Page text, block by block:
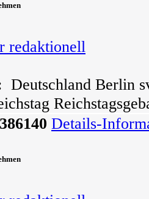
redaktionell
Deutschland Berlin
Details-